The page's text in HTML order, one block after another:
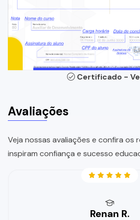
Certificado -
Avaliações
Veja nossas avaliações e confira os
inspiram confiança e sucesso
Renan R.